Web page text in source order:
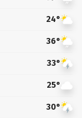
24°
36°
33°
25°
30°